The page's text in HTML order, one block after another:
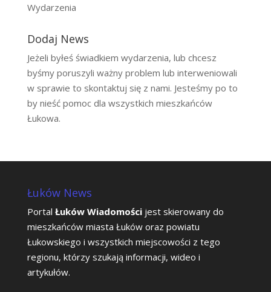
Wydarzenia
Dodaj News
Jeżeli byłeś świadkiem wydarzenia, lub chcesz
byśmy poruszyli ważny problem lub interweniowali
w sprawie to skontaktuj się z nami. Jesteśmy po to
by nieść pomoc dla wszystkich mieszkańców
Łukowa.
Łuków News
Portal Łuków Wiadomościjest skierowany do
mieszkańców miasta Łuków oraz powiatu
Łukowskiego i wszystkich miejscowości z tego
regionu, którzy szukają informacji, wideo i
artykułów.